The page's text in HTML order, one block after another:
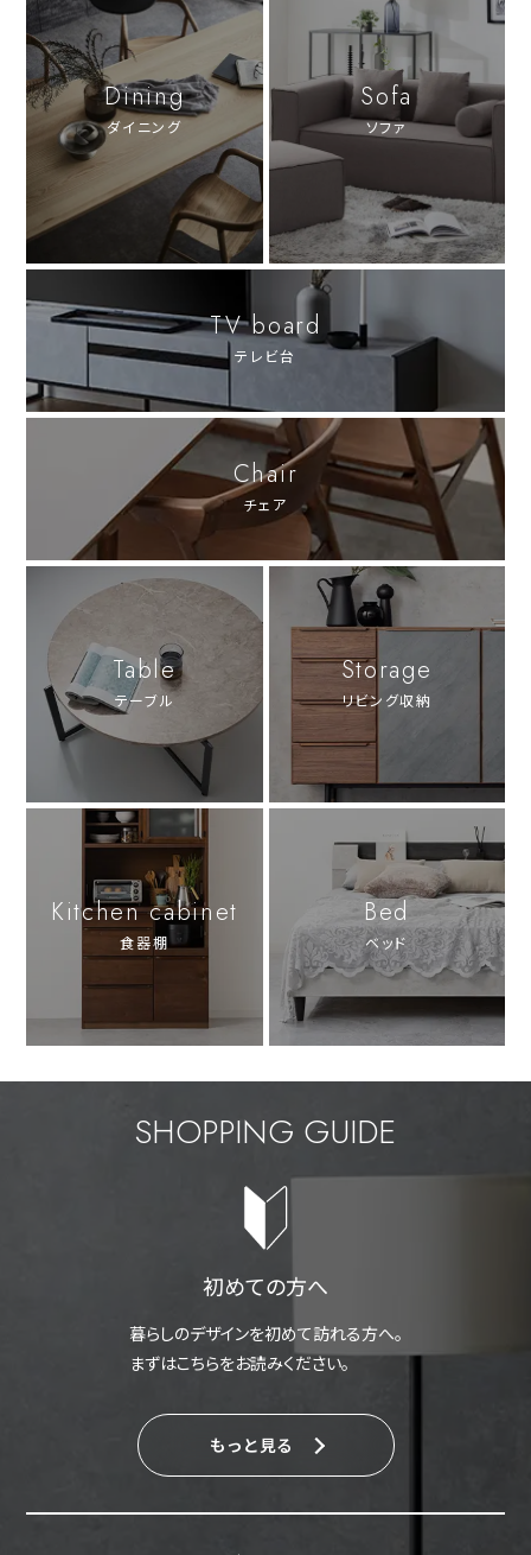
Dining
ダイニング
Sofa
ソファ
TV board
テレビ台
Chair
チェア
Table
テーブル
Storage
リビング収納
Kitchen cabinet
食器棚
Bed
ベッド
SHOPPING GUIDE
初めての方へ
暮らしのデザインを初めて訪れる方へ。
まずはこちらをお読みください。
もっと見る